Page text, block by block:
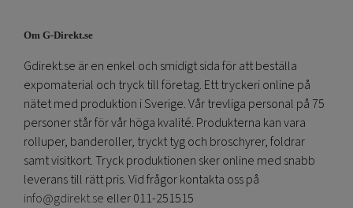
Om G-Direkt.se
Gdirekt.se är en enkel och smidigt sida för att beställa
expomaterial och tryck till företag. Ett tryckeri online på
nätet med produktion i Sverige. Vår trevliga personal på 75
personer står för vår höga kvalité. Produkterna kan vara
rolluper, banderoller, tryckt tyg och broschyrer, foldrar
samt visitkort. Tryck produktionen sker online med snabb
leverans till rätt pris. Vid frågor kontakta oss på
info@gdirekt.se eller 011-251515